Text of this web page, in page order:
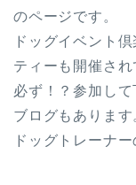
のページです。
ドッグイベント
ティーも開催され
必ず！？参加し
ブログもありま
ドッグトレーナー